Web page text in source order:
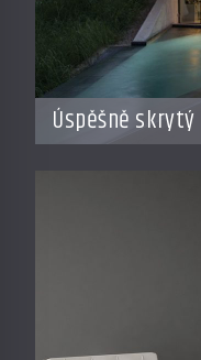
Úspěšně